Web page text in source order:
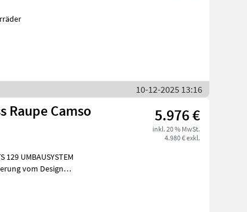
10-12-2025 13:16
Raupe Camso
5.976 €
inkl. 20 % MwSt.
4.980 € exkl.
vom Design